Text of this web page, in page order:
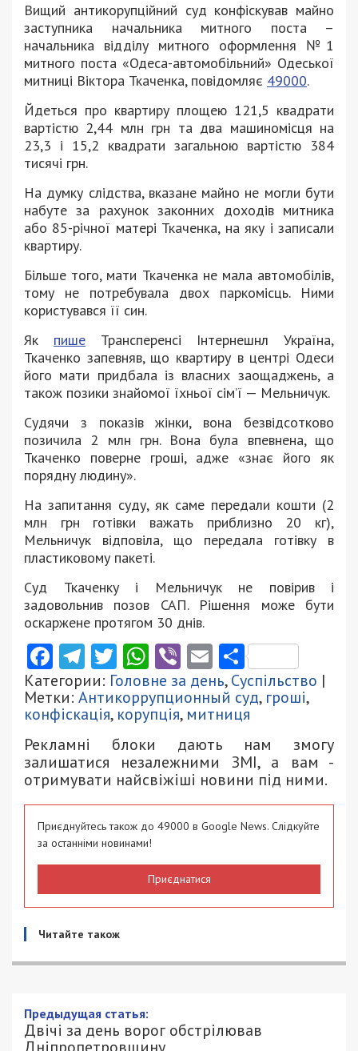
Вищий антикорупційний суд конфіскував майно
заступника начальника митного поста –
начальника відділу митного оформлення №1
митного поста «Одеса-автомобільний» Одеської
митниці Віктора Ткаченка, повідомляє 49000.
Йдеться про квартиру площею 121,5 квадрати
вартістю 2,44 млн грн та два машиномісця на
23,3 і 15,2 квадрати загальною вартістю 384
тисячі грн.
На думку слідства, вказане майно не могли бути
набуте за рахунок законних доходів митника
або 85-річної матері Ткаченка, на яку і записали
квартиру.
Більше того, мати Ткаченка не мала автомобілів,
тому не потребувала двох паркомісць. Ними
користувався її син.
Як пише Трансперенсі Інтернешнл Україна,
Ткаченко запевняв, що квартиру в центрі Одеси
його мати придбала із власних заощаджень, а
також позики знайомої їхньої сім’ї — Мельничук.
Судячи з показів жінки, вона безвідсотково
позичила 2 млн грн. Вона була впевнена, що
Ткаченко поверне гроші, адже «знає його як
порядну людину».
На запитання суду, як саме передали кошти (2
млн грн готівки важать приблизно 20 кг),
Мельничук відповіла, що передала готівку в
пластиковому пакеті.
Суд Ткаченку і Мельничук не повірив і
задовольнив позов САП. Рішення може бути
оскаржене протягом 30 днів.
Facebook
Telegram
Twitter
WhatsApp
ViberEmail
Категории: Головне за день,Суспільство |
Метки: Антикоррупционный суд, гроші,
конфіскація, корупція, митниця
Рекламні блоки дають нам змогу
залишатися незалежними ЗМІ, а вам -
отримувати найсвіжіші новини під ними.
Приєднуйтесь також до 49000 в Google News. Слідкуйте
за останніми новинами!
Приєднатися
Читайте також
Двічі за день ворог обстрілював
Дніпропетровщину